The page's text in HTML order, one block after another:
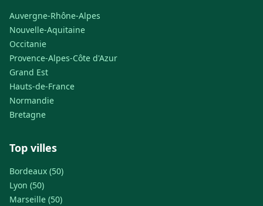
Auvergne-Rhône-Alpes
Nouvelle-Aquitaine
Occitanie
Provence-Alpes-Côte d'Azur
Grand Est
Hauts-de-France
Normandie
Bretagne
Top villes
Bordeaux (50)
Lyon (50)
Marseille (50)